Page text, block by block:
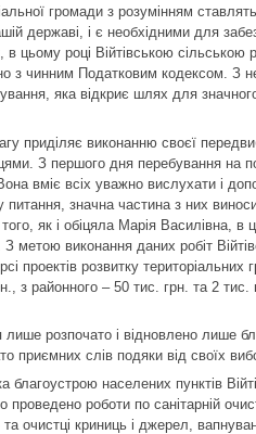
громади з розумінням
державі, і є необхідними для
цьому році Війтівською сільською
з чинним Податковим кодексом. З
яка відкриє шлях для
приділяє виконанню своєї
З першого дня перебування на
вміє всіх уважно вислухати і
питання, значна частина з них
як і обіцяла Марія Василівна, в
З метою виконання даних робіт
проектів розвитку
з районного – 50 тис. грн. та 2
розпочато і відновлено лише
приємних слів подяки від своїх
благоустрою населених пунктів
роботи по санітарній
очистці криниць і джерел,